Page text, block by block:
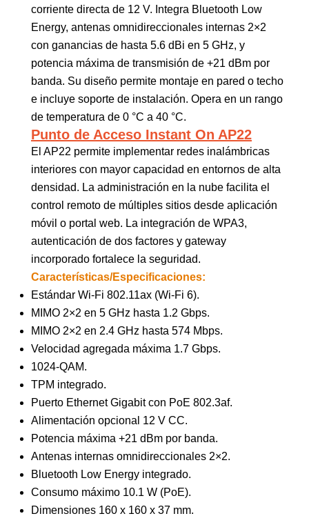
corriente directa de 12 V. Integra Bluetooth Low
Energy, antenas omnidireccionales internas 2×2
con ganancias de hasta 5.6 dBi en 5 GHz, y
potencia máxima de transmisión de +21 dBm por
banda. Su diseño permite montaje en pared o techo
e incluye soporte de instalación. Opera en un rango
de temperatura de 0 °C a 40 °C.
Punto de Acceso Instant On AP22
El AP22 permite implementar redes inalámbricas
interiores con mayor capacidad en entornos de alta
densidad. La administración en la nube facilita el
control remoto de múltiples sitios desde aplicación
móvil o portal web. La integración de WPA3,
autenticación de dos factores y gateway
incorporado fortalece la seguridad.
Características/Especificaciones:
Estándar Wi-Fi 802.11ax (Wi-Fi 6).
MIMO 2×2 en 5 GHz hasta 1.2 Gbps.
MIMO 2×2 en 2.4 GHz hasta 574 Mbps.
Velocidad agregada máxima 1.7 Gbps.
1024-QAM.
TPM integrado.
Puerto Ethernet Gigabit con PoE 802.3af.
Alimentación opcional 12 V CC.
Potencia máxima +21 dBm por banda.
Antenas internas omnidireccionales 2×2.
Bluetooth Low Energy integrado.
Consumo máximo 10.1 W (PoE).
Dimensiones 160 x 160 x 37 mm.